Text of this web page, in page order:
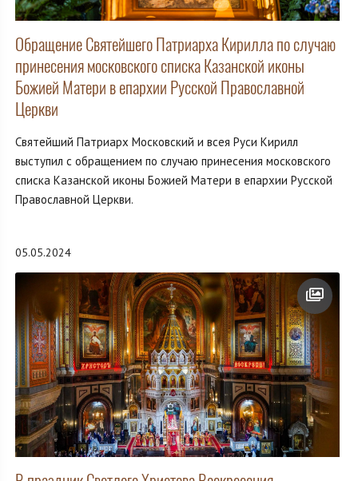
Обращение Святейшего Патриарха Кирилла по случаю
принесения московского списка Казанской иконы
Божией Матери в епархии Русской Православной
Церкви
Святейший Патриарх Московский и всея Руси Кирилл
выступил с обращением по случаю принесения московского
списка Казанской иконы Божией Матери в епархии Русской
Православной Церкви.
05.05.2024